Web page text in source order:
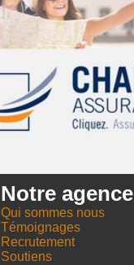
Notre agence
Qui sommes nous
Témoignages
Recrutement
Soutiens